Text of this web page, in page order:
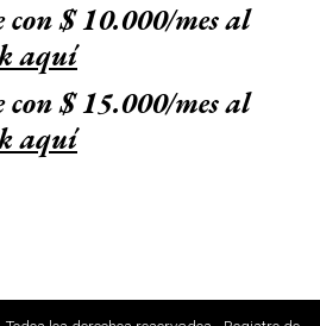
$ 10.000/mes al
aquí
$ 15.000/mes al
aquí